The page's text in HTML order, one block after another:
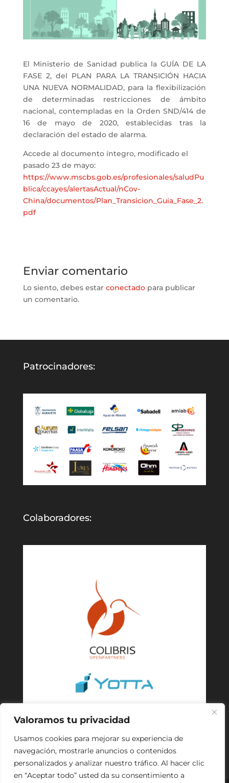
Valoramos tu privacidad
Usamos cookies para mejorar su experiencia de
navegación, mostrarle anuncios o contenidos
personalizados y analizar nuestro tráfico. Al hacer clic
en “Aceptar todo” usted da su consentimiento a
El Ministerio de Sanidad publica la GUÍA DE LA
FASE 2, del PLAN PARA LA TRANSICIÓN HACIA
UNA NUEVA NORMALIDAD, para la flexibilización
de determinadas restricciones de ámbito
nacional, contempladas en la Orden SND/414 de
16 de mayo de 2020, establecidas tras la
declaración del estado de alarma.
Accede al documento íntegro, modificado el
pasado 23 de mayo:
https://www.mscbs.gob.es/profesionales/saludPu
blica/ccayes/alertasActual/nCov-
China/documentos/Plan_Transicion_Guia_Fase_2.
pdf
Enviar comentario
Lo siento, debes estar conectadopara publicar
un comentario.
Patrocinadores:
Colaboradores: